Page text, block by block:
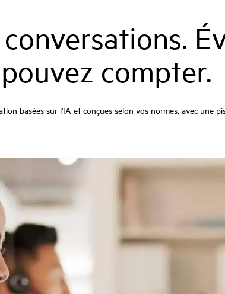
compter.
basées sur l'IA et conçues selon vos normes, avec une